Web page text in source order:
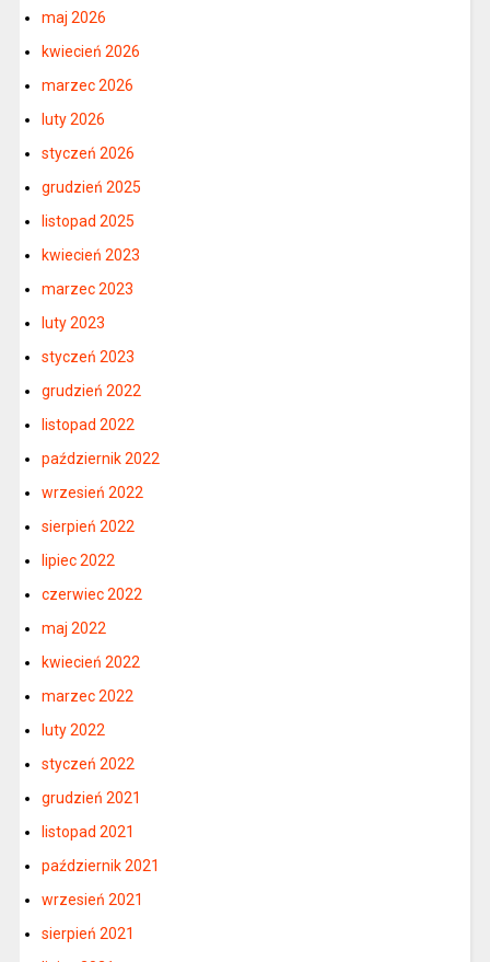
maj 2026
kwiecień 2026
marzec 2026
luty 2026
styczeń 2026
grudzień 2025
listopad 2025
kwiecień 2023
marzec 2023
luty 2023
styczeń 2023
grudzień 2022
listopad 2022
październik 2022
wrzesień 2022
sierpień 2022
lipiec 2022
czerwiec 2022
maj 2022
kwiecień 2022
marzec 2022
luty 2022
styczeń 2022
grudzień 2021
listopad 2021
październik 2021
wrzesień 2021
sierpień 2021